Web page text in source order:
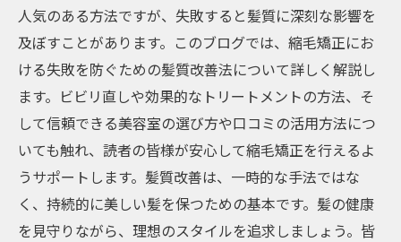
人気のある方法ですが、失敗すると髪質に深刻な影響を
及ぼすことがあります。このブログでは、縮毛矯正にお
ける失敗を防ぐための髪質改善法について詳しく解説し
ます。ビビリ直しや効果的なトリートメントの方法、そ
して信頼できる美容室の選び方や口コミの活用方法につ
いても触れ、読者の皆様が安心して縮毛矯正を行えるよ
うサポートします。髪質改善は、一時的な手法ではな
く、持続的に美しい髪を保つための基本です。髪の健康
を見守りながら、理想のスタイルを追求しましょう。皆